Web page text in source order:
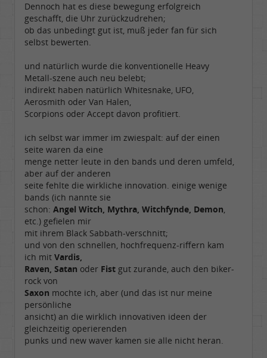
Dennoch hat es diese bewegung erfolgreich
geschafft, die Uhr zurückzudrehen;
ob das unbedingt gut ist, muß jeder fan für sich
selbst bewerten.
und natürlich wurde die konventionelle Heavy
Metall-szene auch neu belebt;
indirekt haben natürlich Whitesnake, UFO,
Aerosmith oder Van Halen,
Scorpions oder Accept davon profitiert.
ich selbst war immer im zwiespalt: auf der einen
seite waren da eine
menge netter leute in den bands und deren umfeld,
aber auf der anderen
seite fehlte die wirkliche innovation. einige wenige
bands (ich nannte sie
schon: Angel Witch, Mythra, Witchfynde, Demon,
etc.) gefielen mir
mit ihrem Black Sabbath-verschnitt;
und von den schnellen, hochfrequenz-riffern kam
ich mit Vardis,
Raven, Satan oder Fist gut zurande, auch den biker-
rock von
Saxon mochte ich, aber (und das ist nur meine
persönliche
ansicht) an die wirklich innovativen ideen der
gleichzeitig operierenden
punks und new waver kamen sie alle nicht heran.